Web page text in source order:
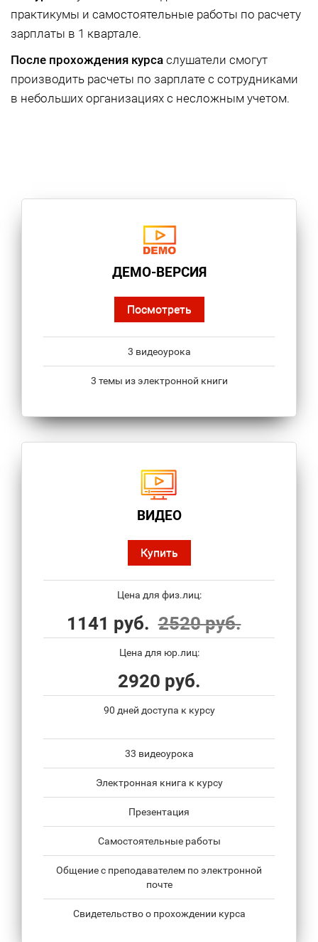
практикумы и самостоятельные работы по расчету
зарплаты в 1 квартале.
После прохождения курса слушатели смогут
производить расчеты по зарплате с сотрудниками
в небольших организациях с несложным учетом.
ДЕМО-ВЕРСИЯ
Посмотреть
3 видеоурока
3 темы из электронной книги
ВИДЕО
Купить
Цена для физ.лиц:
1141 руб. 2520 руб.
Цена для юр.лиц:
2920 руб.
90 дней доступа к курсу
33 видеоурока
Электронная книга к курсу
Презентация
Самостоятельные работы
Общение с преподавателем по электронной
почте
Свидетельство о прохождении курса